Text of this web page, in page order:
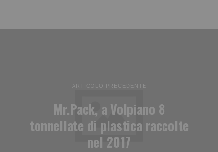
ARTICOLO PRECEDENTE
Mr.Pack, a Volpiano 8
tonnellate di plastica raccolte
nel 2017